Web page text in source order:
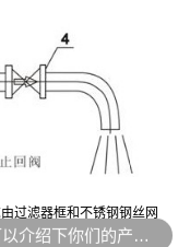
过滤器框和不锈钢钢丝网